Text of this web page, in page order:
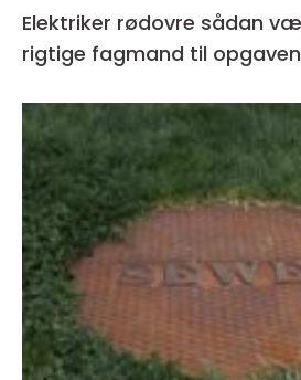
Elektriker rødovre sådan vælger du den
rigtige fagmand til opgaven